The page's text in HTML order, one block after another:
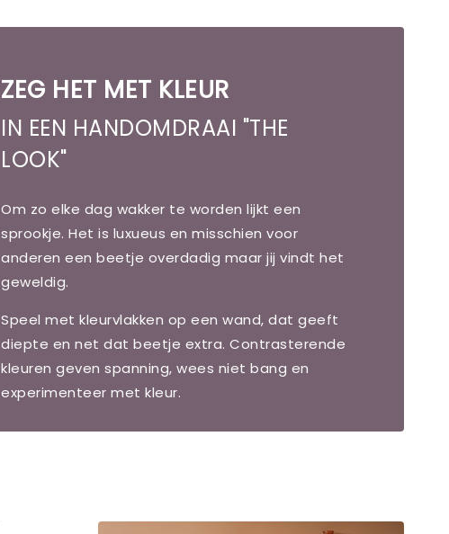
ZEG HET MET KLEUR
IN EEN HANDOMDRAAI "THE
LOOK"
Om zo elke dag wakker te worden lijkt een
sprookje. Het is luxueus en misschien voor
anderen een beetje overdadig maar jij vindt het
geweldig.
Speel met kleurvlakken op een wand, dat geeft
diepte en net dat beetje extra. Contrasterende
kleuren geven spanning, wees niet bang en
experimenteer met kleur.